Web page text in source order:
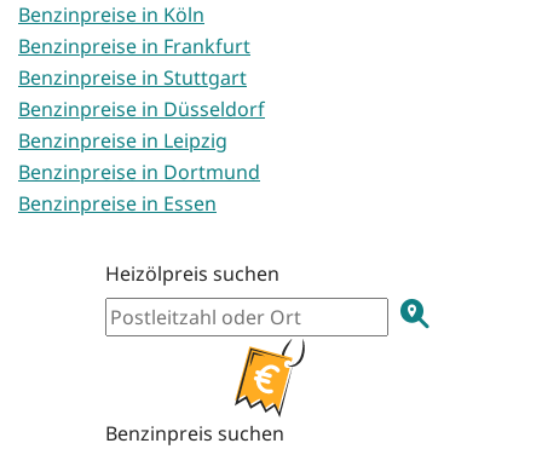
Benzinpreise in Köln
Benzinpreise in Frankfurt
Benzinpreise in Stuttgart
Benzinpreise in Düsseldorf
Benzinpreise in Leipzig
Benzinpreise in Dortmund
Benzinpreise in Essen
Heizölpreis suchen
Benzinpreis suchen